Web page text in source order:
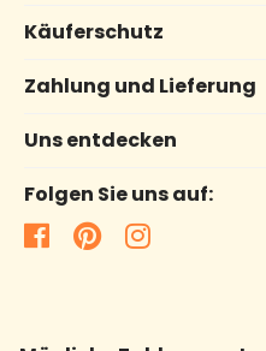
Käuferschutz
Zahlung und Lieferung
Uns entdecken
Folgen Sie uns auf: